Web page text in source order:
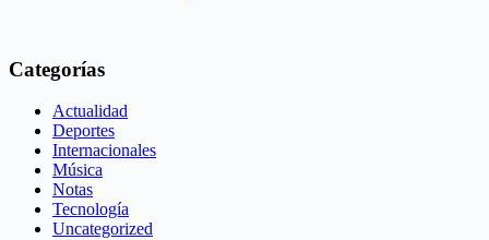
Categorías
Actualidad
Deportes
Internacionales
Música
Notas
Tecnología
Uncategorized